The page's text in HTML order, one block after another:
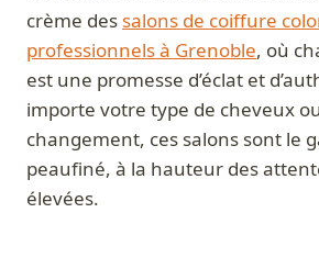
crème des salons de coiffure
professionnels à Grenoble, où
est une promesse d’éclat et
importe votre type de cheveux
changement, ces salons sont le
peaufiné, à la hauteur des
élevées.